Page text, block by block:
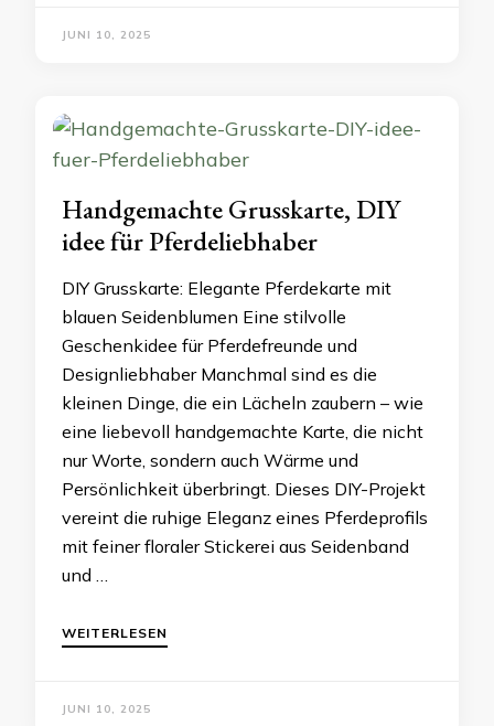
JUNI 10, 2025
Handgemachte Grusskarte, DIY
idee für Pferdeliebhaber
DIY Grusskarte: Elegante Pferdekarte mit
blauen Seidenblumen Eine stilvolle
Geschenkidee für Pferdefreunde und
Designliebhaber Manchmal sind es die
kleinen Dinge, die ein Lächeln zaubern – wie
eine liebevoll handgemachte Karte, die nicht
nur Worte, sondern auch Wärme und
Persönlichkeit überbringt. Dieses DIY-Projekt
vereint die ruhige Eleganz eines Pferdeprofils
mit feiner floraler Stickerei aus Seidenband
und …
WEITERLESEN
JUNI 10, 2025